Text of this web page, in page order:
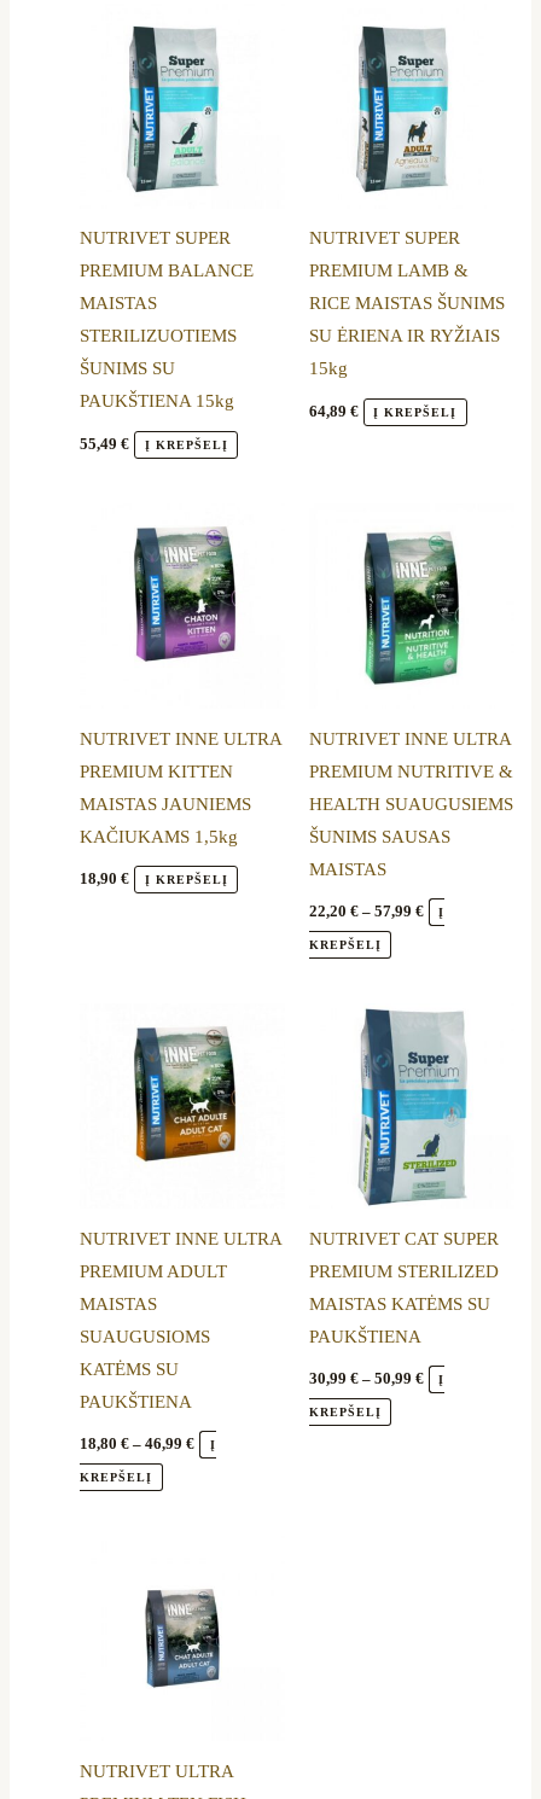
NUTRIVET SUPER
PREMIUM BALANCE
MAISTAS
STERILIZUOTIEMS
ŠUNIMS SU
PAUKŠTIENA 15kg
55,49€ Į KREPŠELĮ
NUTRIVET SUPER
PREMIUM LAMB &
RICE MAISTAS ŠUNIMS
SU ĖRIENA IR RYŽIAIS
15kg
64,89 € Į KREPŠELĮ
NUTRIVET INNE ULTRA
PREMIUM KITTEN
MAISTAS JAUNIEMS
KAČIUKAMS 1,5kg
18,90€ Į KREPŠELĮ
NUTRIVET INNE ULTRA
PREMIUM NUTRITIVE &
HEALTH SUAUGUSIEMS
ŠUNIMS SAUSAS
MAISTAS
22,20 € – 57,99 €
range:
22,20 €
through
57,99 €
Į
KREPŠELĮ
product
has
multiple
variants.
The
may
be
chosen
on
product
NUTRIVET INNE ULTRA
PREMIUM ADULT
MAISTAS
SUAUGUSIOMS
KATĖMS SU
PAUKŠTIENA
18,80€ – 46,99€
range:
18,80 €
through
46,99 €
Į
KREPŠELĮ
product
has
multiple
variants.
may
be
on
the
product
page
NUTRIVET CAT SUPER
PREMIUM STERILIZED
MAISTAS KATĖMS SU
PAUKŠTIENA
30,99 € – 50,99 €
Price
30,99 €
through
50,99 €
Į
KREPŠELĮ
This
product
has
multiple
variants.
The
may
be
chosen
on
the
NUTRIVET ULTRA
20,50 €
through
53,39 €
has
multiple
variants.
may